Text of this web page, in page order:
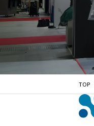
TOP